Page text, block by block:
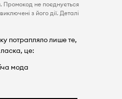
Промокод не поєднується
з його дії. Деталі
потрапляло лише те,
це:
мода